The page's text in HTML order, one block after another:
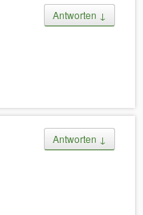
Antworten ↓
Antworten ↓